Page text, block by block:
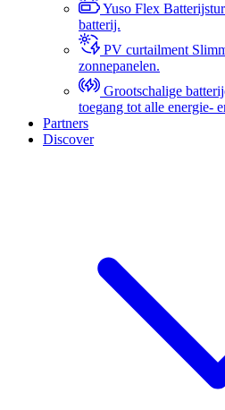
Yuso Flex
batterij.
PV curtailment
zonnepanelen.
Grootschalige
toegang tot alle energie-
Partners
Discover